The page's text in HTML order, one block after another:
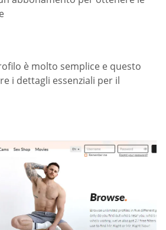
è molto semplice e questo
i dettagli essenziali per il